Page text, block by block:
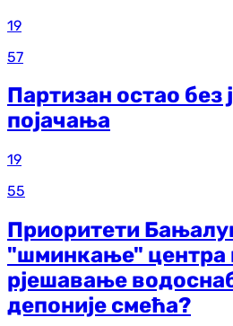
19
57
Партизан остао без
појачања
19
55
Приоритети
"шминкање" центра
рјешавање
депоније смећа?